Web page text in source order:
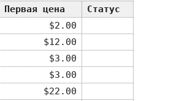
Первая цена
Статус
$2.00
$12.00
$3.00
$3.00
$22.00